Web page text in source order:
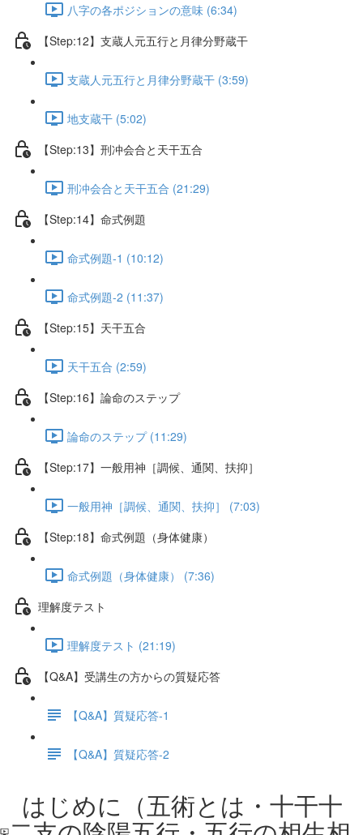
八字の各ポジションの意味 (6:34)
【Step:12】支蔵人元五行と月律分野蔵干
支蔵人元五行と月律分野蔵干 (3:59)
地支蔵干 (5:02)
【Step:13】刑冲会合と天干五合
刑冲会合と天干五合 (21:29)
【Step:14】命式例題
命式例題-1 (10:12)
命式例題-2 (11:37)
【Step:15】天干五合
天干五合 (2:59)
【Step:16】論命のステップ
論命のステップ (11:29)
【Step:17】一般用神［調候、通関、扶抑］
一般用神［調候、通関、扶抑］ (7:03)
【Step:18】命式例題（身体健康）
命式例題（身体健康） (7:36)
理解度テスト
理解度テスト (21:19)
【Q&A】受講生の方からの質疑応答
【Q&A】質疑応答-1
【Q&A】質疑応答-2
はじめに（五術とは・十干十